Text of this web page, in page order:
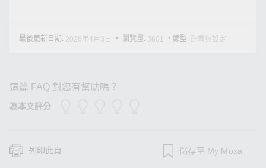
最後更新日期: 2026年4月3日 ・ 瀏覽量: 3601 ・類型: 配置與設定
這篇 FAQ 對您有幫助嗎？
為本文評分
列印此頁 儲存至 My Moxa